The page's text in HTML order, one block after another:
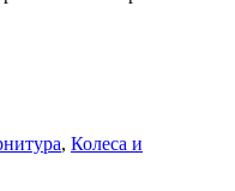
, Колеса и